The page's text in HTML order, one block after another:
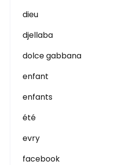
dieu
djellaba
dolce gabbana
enfant
enfants
été
evry
facebook